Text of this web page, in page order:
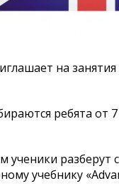
на
ребята от
ученики
учебнику